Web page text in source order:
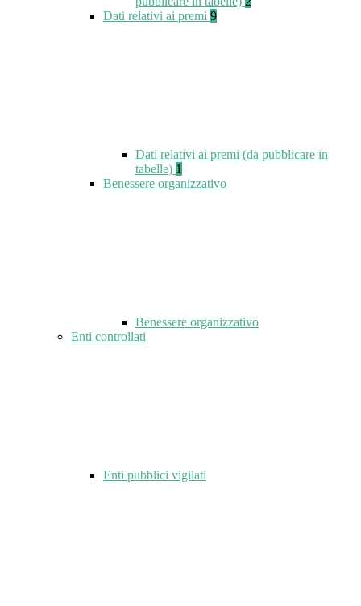
Dati relativi ai premi 9
Dati relativi ai premi (da pubblicare in
tabelle) 1
Benessere organizzativo
Benessere organizzativo
Enti controllati
Enti pubblici vigilati